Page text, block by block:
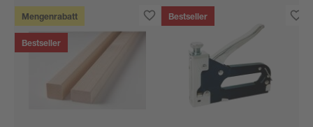
Mengenrabatt
Bestseller
Bestseller